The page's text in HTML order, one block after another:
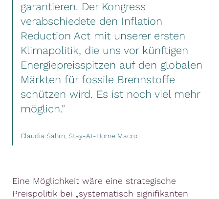
garantieren. Der Kongress
verabschiedete den Inflation
Reduction Act mit unserer ersten
Klimapolitik, die uns vor künftigen
Energiepreisspitzen auf den globalen
Märkten für fossile Brennstoffe
schützen wird. Es ist noch viel mehr
möglich."
Claudia Sahm, Stay-At-Home Macro
Eine Möglichkeit wäre eine strategische
Preispolitik bei „systematisch signifikanten